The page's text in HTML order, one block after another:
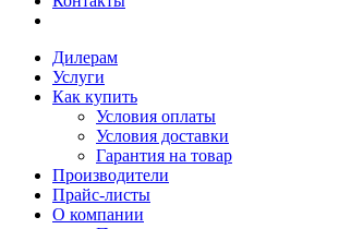
Дилерам
Услуги
Как купить
Условия оплаты
Условия доставки
Гарантия на товар
Производители
Прайс-листы
О компании